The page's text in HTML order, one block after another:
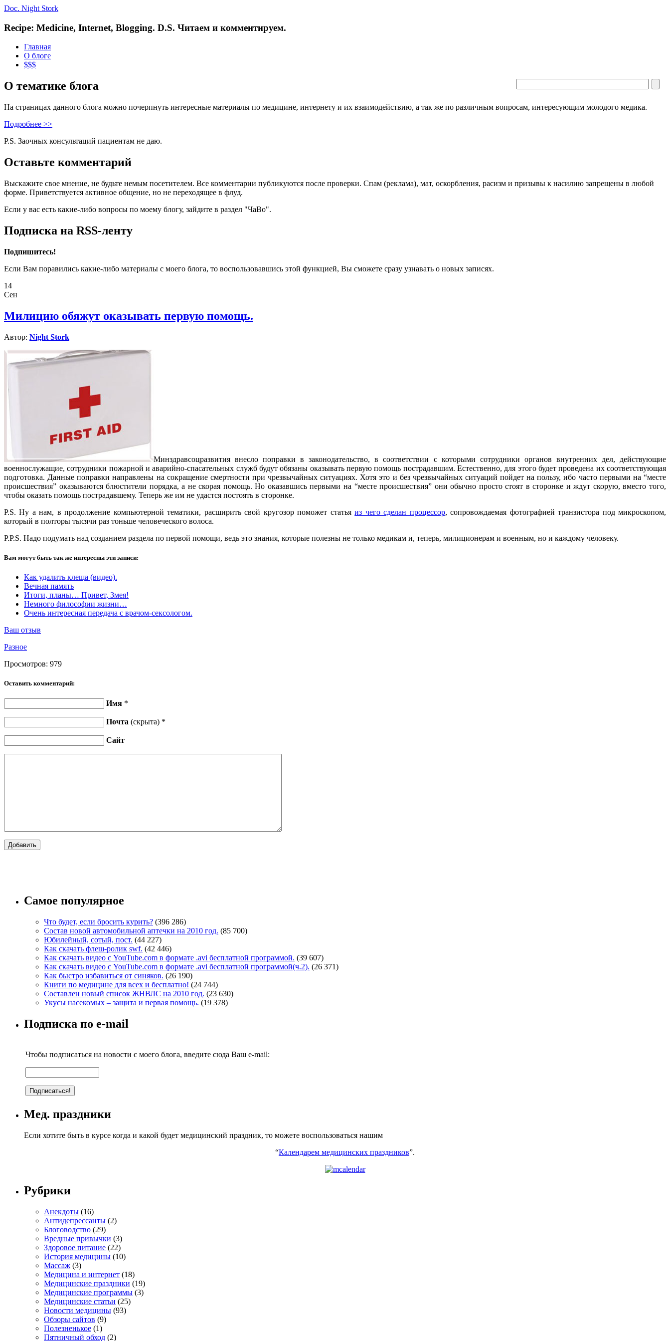
Doc. Night Stork
Recipe: Medicine, Internet, Blogging. D.S. Читаем и комментируем.
Главная
О блоге
$$$
О тематике блога
На страницах данного блога можно почерпнуть интересные материалы по медицине, интернету и их взаимодействию, а так же по различным вопросам, интересующим молодого медика.
Подробнее >>
P.S. Заочных консультаций пациентам не даю.
Оставьте комментарий
Выскажите свое мнение, не будьте немым посетителем. Все комментарии публикуются после проверки. Спам (реклама), мат, оскорбления, расизм и призывы к насилию запрещены в любой
форме. Приветствуется активное общение, но не переходящее в флуд.
Если у вас есть какие-либо вопросы по моему блогу, зайдите в раздел "ЧаВо".
Подписка на RSS-ленту
Подпишитесь!
Если Вам поравились какие-либо материалы с моего блога, то воспользовавшись этой функцией, Вы сможете сразу узнавать о новых записях.
14
Сен
Милицию обяжут оказывать первую помощь.
Автор: Night Stork
Минздравсоцразвития внесло поправки в законодательство, в соответствии с которыми сотрудники органов внутренних дел, действующие
военнослужащие, сотрудники пожарной и аварийно-спасательных служб будут обязаны оказывать первую помощь пострадавшим. Естественно, для этого будет проведена их соответствующая
подготовка. Данные поправки направлены на сокращение смертности при чрезвычайных ситуациях. Хотя это и без чрезвычайных ситуаций пойдет на пользу, ибо часто первыми на “месте
происшествия” оказываются блюстители порядка, а не скорая помощь. Но оказавшись первыми на “месте происшествия” они обычно просто стоят в сторонке и ждут скорую, вместо того,
чтобы оказать помощь пострадавшему. Теперь же им не удастся постоять в сторонке.
P.S. Ну а нам, в продолжение компьютерной тематики, расширить свой кругозор поможет статьяиз чего сделан процессор, сопровождаемая фотографией транзистора под микроскопом,
который в полторы тысячи раз тоньше человеческого волоса.
P.P.S. Надо подумать над созданием раздела по первой помощи, ведь это знания, которые полезны не только медикам и, теперь, милиционерам и военным, но и каждому человеку.
Вам могут быть так же интересны эти записи:
Как удалить клеща (видео).
Вечная память
Итоги, планы… Привет, Змея!
Немного философии жизни…
Очень интересная передача с врачом-сексологом.
Ваш отзыв
Разное
Просмотров: 979
Оставить комментарий:
Имя *
Почта (скрыта) *
Сайт
Самое популярное
Что будет, если бросить курить? (396 286)
Состав новой автомобильной аптечки на 2010 год. (85 700)
Юбилейный, сотый, пост. (44 227)
Как скачать флеш-ролик swf. (42 446)
Как скачать видео с YouTube.com в формате .avi бесплатной программой. (39 607)
Как скачать видео с YouTube.com в формате .avi бесплатной программой(ч.2). (26 371)
Как быстро избавиться от синяков. (26 190)
Книги по медицине для всех и бесплатно! (24 744)
Составлен новый список ЖНВЛС на 2010 год. (23 630)
Укусы насекомых – защита и первая помощь. (19 378)
Подписка по e-mail
Чтобы подписаться на новости с моего блога, введите сюда Ваш e-mail:
Мед. праздники
Если хотите быть в курсе когда и какой будет медицинский праздник, то можете воспользоваться нашим
“Календарем медицинских праздников”.
Рубрики
Анекдоты (16)
Антидепрессанты (2)
Блоговодство (29)
Вредные привычки (3)
Здоровое питание (22)
История медицины (10)
Массаж (3)
Медицина и интернет (18)
Медицинские праздники (19)
Медицинские программы (3)
Медицинские статьи (25)
Новости медицины (93)
Обзоры сайтов (9)
Полезненькое (1)
Пятничный обход (2)